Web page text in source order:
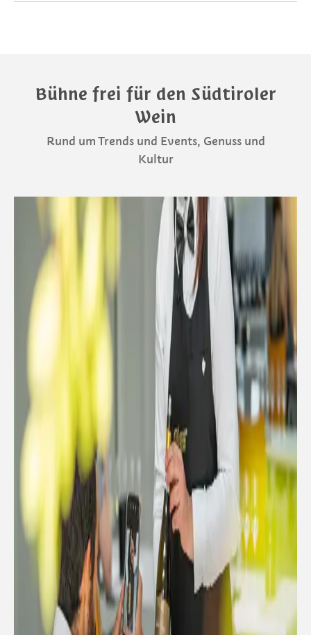
Bühne frei für den Südtiroler
Wein
Rund um Trends und Events, Genuss und
Kultur